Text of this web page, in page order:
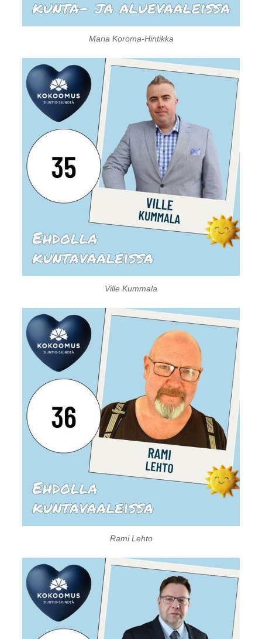
Maria Koroma-Hintikka
Ville Kummala
Rami Lehto